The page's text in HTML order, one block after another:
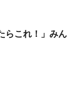
らこれ！」み